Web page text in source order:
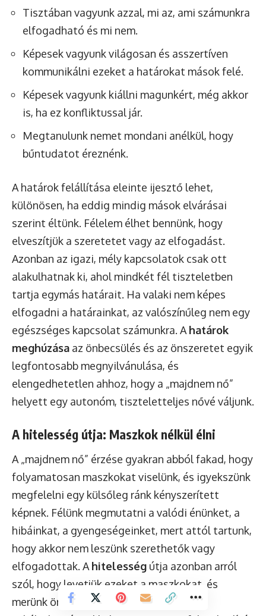
Tisztában vagyunk azzal, mi az, ami számunkra
elfogadható és mi nem.
Képesek vagyunk világosan és asszertíven
kommunikálni ezeket a határokat mások felé.
Képesek vagyunk kiállni magunkért, még akkor
is, ha ez konfliktussal jár.
Megtanulunk nemet mondani anélkül, hogy
bűntudatot éreznénk.
A határok felállítása eleinte ijesztő lehet,
különösen, ha eddig mindig mások elvárásai
szerint éltünk. Félelem élhet bennünk, hogy
elveszítjük a szeretetet vagy az elfogadást.
Azonban az igazi, mély kapcsolatok csak ott
alakulhatnak ki, ahol mindkét fél tiszteletben
tartja egymás határait. Ha valaki nem képes
elfogadni a határainkat, az valószínűleg nem egy
egészséges kapcsolat számunkra. A határok
meghúzása az önbecsülés és az önszeretet egyik
legfontosabb megnyilvánulása, és
elengedhetetlen ahhoz, hogy a „majdnem nő”
helyett egy autonóm, tiszteletteljes nővé váljunk.
A hitelesség útja: Maszkok nélkül élni
A „majdnem nő” érzése gyakran abból fakad, hogy
folyamatosan maszkokat viselünk, és igyekszünk
megfelelni egy külsőleg ránk kényszerített
képnek. Félünk megmutatni a valódi énünket, a
hibáinkat, a gyengeségeinket, mert attól tartunk,
hogy akkor nem leszünk szerethetők vagy
elfogadottak. A hitelesség útja azonban arról
szól, hogy levetjük ezeket a maszkokat, és
merünk önmagunk lenni – minden